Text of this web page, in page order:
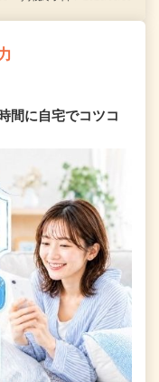
間に自宅でコツコ